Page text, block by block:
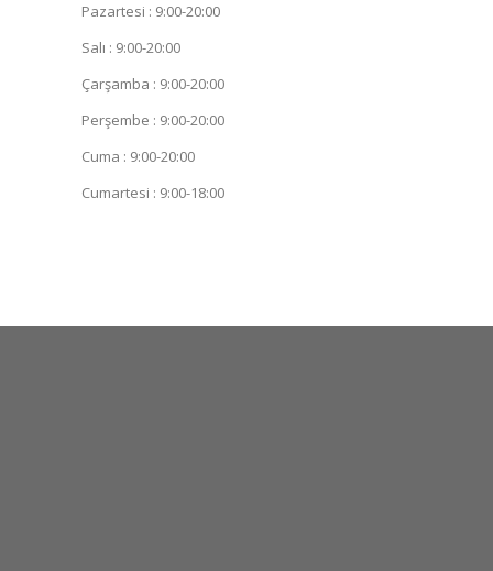
Pazartesi : 9:00-20:00
Salı : 9:00-20:00
Çarşamba : 9:00-20:00
Perşembe : 9:00-20:00
Cuma : 9:00-20:00
Cumartesi : 9:00-18:00